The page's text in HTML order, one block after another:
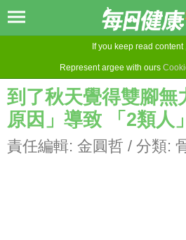
If you keep read content
Represent argee with ours
到了秋天覺得雙腳無
原因」導致 「2類人
責任編輯: 金圓哲 / 分類: